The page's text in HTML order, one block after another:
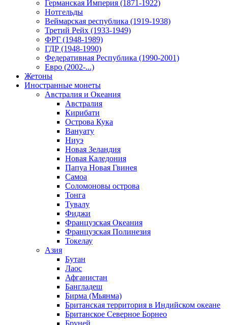
Германская Империя (1871-1922)
Нотгельды
Веймарская республика (1919-1938)
Третий Рейх (1933-1949)
ФРГ (1948-1989)
ГДР (1948-1990)
Федеративная Республика (1990-2001)
Евро (2002-...)
Жетоны
Иностранные монеты
Австралия и Океания
Австралия
Кирибати
Острова Кука
Вануату
Ниуэ
Новая Зеландия
Новая Каледония
Папуа Новая Гвинея
Самоа
Соломоновы острова
Тонга
Тувалу
Фиджи
Французская Океания
Французская Полинезия
Токелау
Азия
Бутан
Лаос
Афганистан
Бангладеш
Бирма (Мьянма)
Британская территория в Индийском океане
Британское Северное Борнео
Бруней